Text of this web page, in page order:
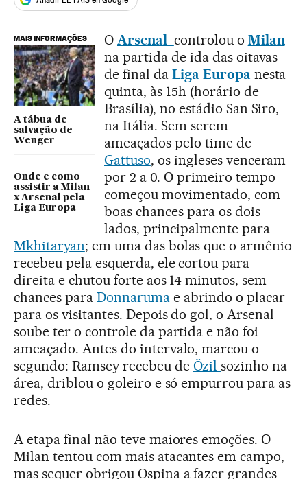
MAIS INFORMAÇÕES
A tábua de
salvação de
Wenger
Onde e como
assistir a Milan
x Arsenal pela
Liga Europa
O Arsenal controlou o Milan
na partida de ida das oitavas
de final da Liga Europa nesta
quinta, às 15h (horário de
Brasília), no estádio San Siro,
na Itália. Sem serem
ameaçados pelo time de
Gattuso, os ingleses venceram
por 2 a 0. O primeiro tempo
começou movimentado, com
boas chances para os dois
lados, principalmente para
Mkhitaryan; em uma das bolas que o armênio
recebeu pela esquerda, ele cortou para
direita e chutou forte aos 14 minutos, sem
chances para Donnarumae abrindo o placar
para os visitantes. Depois do gol, o Arsenal
soube ter o controle da partida e não foi
ameaçado. Antes do intervalo, marcou o
segundo: Ramsey recebeu de Özilsozinho na
área, driblou o goleiro e só empurrou para as
redes.
A etapa final não teve maiores emoções. O
Milan tentou com mais atacantes em campo,
mas sequer obrigou Ospina a fazer grandes